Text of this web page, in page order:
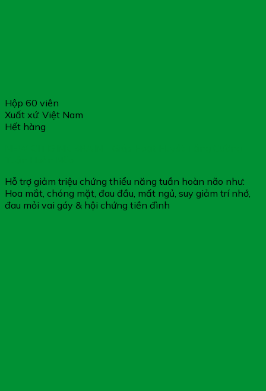
Hộp 60 viên
Xuất xứ: Việt Nam
Hết hàng
Hỗ trợ giảm triệu chứng thiểu năng tuần hoàn não như:
Hoa mắt, chóng mặt, đau đầu, mất ngủ, suy giảm trí nhớ,
đau mỏi vai gáy & hội chứng tiền đình